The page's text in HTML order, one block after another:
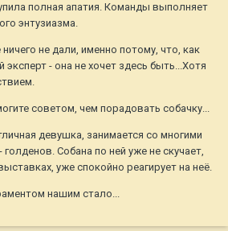
полная апатия. Команды выполняет
энтузиазма.
не дали, именно потому, что, как
- она не хочет здесь быть...Хотя
советом, чем порадовать собачку...
девушка, занимается со многими
Собана по ней уже не скучает,
уже спокойно реагирует на неё.
нашим стало...